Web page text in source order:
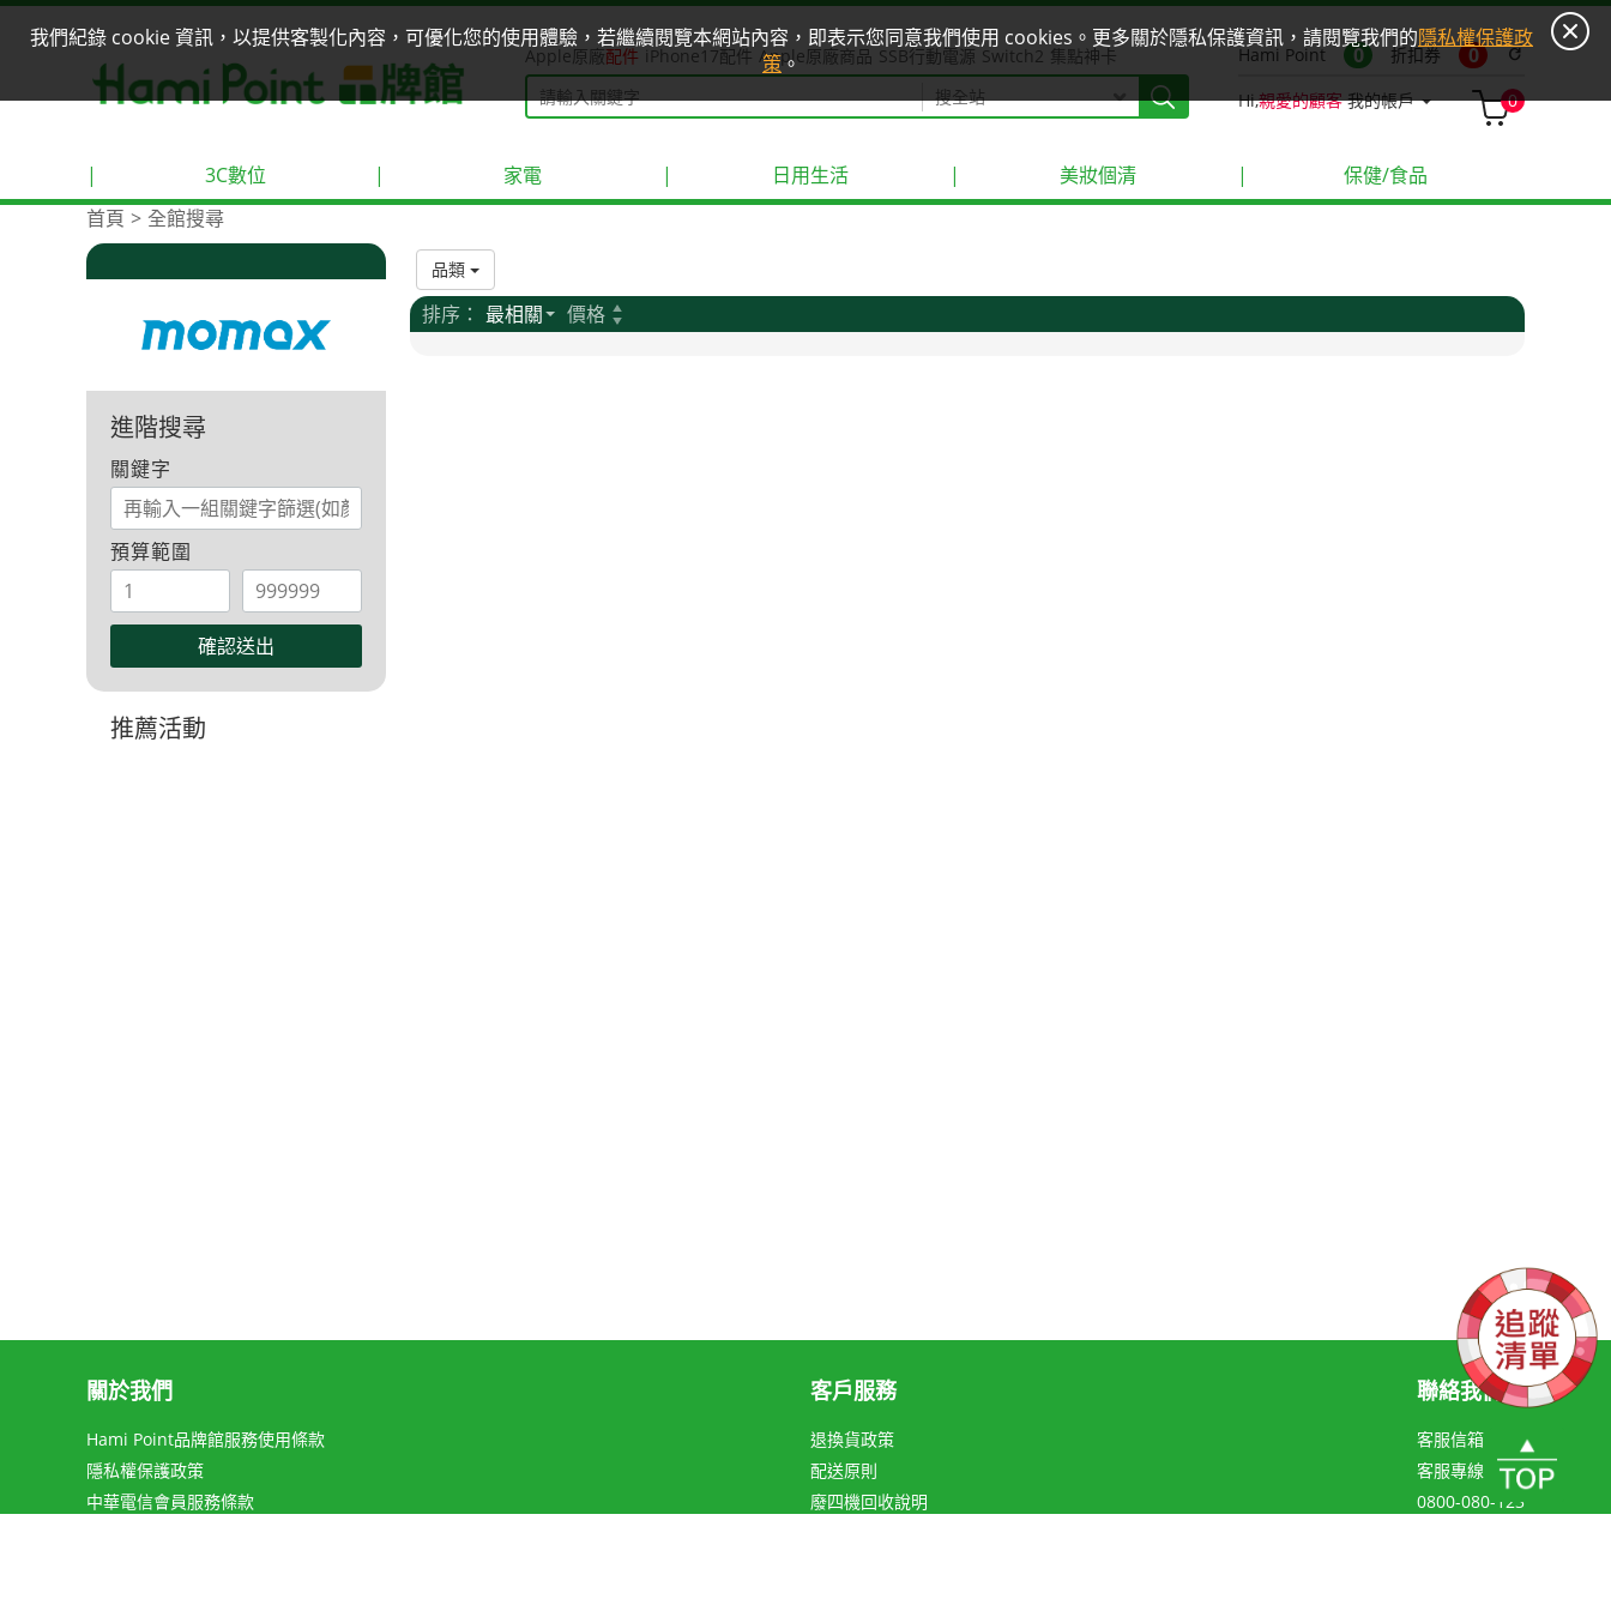
我們紀錄 cookie 資訊，以提供客製化內容，可優化您的使用體驗，若繼續閱覽本網站內容，即表示您同意我們使用 cookies。更多關於隱私保護資訊，請閱覽我們的隱私權保護政
策。
Apple原廠配件 iPhone17配件 Apple原廠商品 SSB行動電源 Switch2 集點神卡 Hami Point 0 折扣券 0 refresh
Hi,親愛的顧客 我的帳戶 0
| 3C數位 | 家電 | 日用生活 | 美妝個清 |
保健/食品
首頁
全館搜尋
進階搜尋
關鍵字
預算範圍
確認送出
推薦活動
品類
排序： 最相關 價格
關於我們
Hami Point品牌館服務使用條款
隱私權保護政策
中華電信會員服務條款
客戶服務
退換貨政策
配送原則
廢四機回收說明
聯絡我們
客服信箱
客服專線
0800-080-123